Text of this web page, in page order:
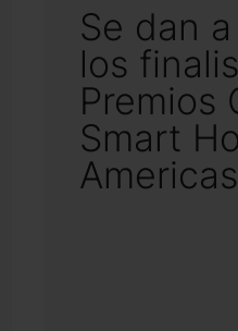
Se dan
los
Premios
Smart